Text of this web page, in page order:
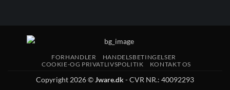
FORHANDLER
HANDELSBETINGELSER
COOKIE-OG PRIVATLIVSPOLITIK
KONTAKT OS
Copyright 2026 ©Jware.dk- CVR NR.: 40092293